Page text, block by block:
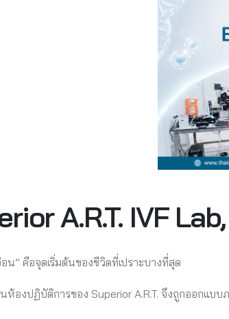
A.R.T. IVF
อน” คือจุดเริ่มต้นของชีวิตที่เปราะบางที่สุด
ห้องปฏิบัติการของ Superior A.R.T. จึงถูกออกแบ